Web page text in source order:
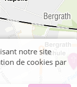
notre site
de cookies par